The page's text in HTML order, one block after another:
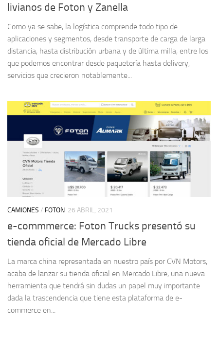
livianos de Foton y Zanella
Como ya se sabe, la logística comprende todo tipo de
aplicaciones y segmentos, desde transporte de carga de larga
distancia, hasta distribución urbana y de última milla, entre los
que podemos encontrar desde paquetería hasta delivery,
servicios que crecieron notablemente...
CAMIONES / FOTON 26 ABRIL, 2021
e-commmerce: Foton Trucks presentó su
tienda oficial de Mercado Libre
La marca china representada en nuestro país por CVN Motors,
acaba de lanzar su tienda oficial en Mercado Libre, una nueva
herramienta que tendrá sin dudas un papel muy importante
dada la trascendencia que tiene esta plataforma de e-
commerce en...